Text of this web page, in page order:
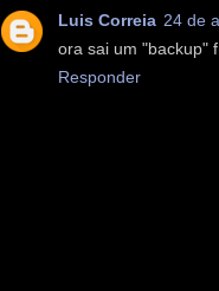
Luis Correia 24 de
ora sai um "backup"
Responder